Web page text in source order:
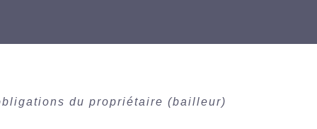
du propriétaire (bailleur)